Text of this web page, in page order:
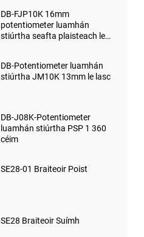
DB-FJP10K 16mm
potentiometer luamhán
stiúrtha seafta plaisteach le
DB-Potentiometer luamhán
stiúrtha JM10K 13mm le lasc
DB-J08K-Potentiometer
luamhán stiúrtha PSP 1 360
céim
SE28-01 Braiteoir Poist
SE28 Braiteoir Suímh